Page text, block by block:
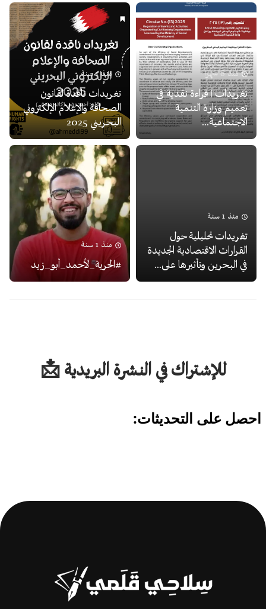
منذ 8 شهرًا
تغريدات | قراءة نقدية في
تعميم وزارة التنمية
الاجتماعية...
منذ 1 سنة
تغريدات ناقدة لقانون
الصحافة والإعلام الإلكتروني
البحريني 2025
منذ 1 سنة
تغريدات تحليلية حول
القرارات الاقتصادية الجديدة
في البحرين وتأثيرها على...
منذ 1 سنة
#الحرية_لأحمد_أبو_زيد
للإشتراك في النشرة البريدية 📩